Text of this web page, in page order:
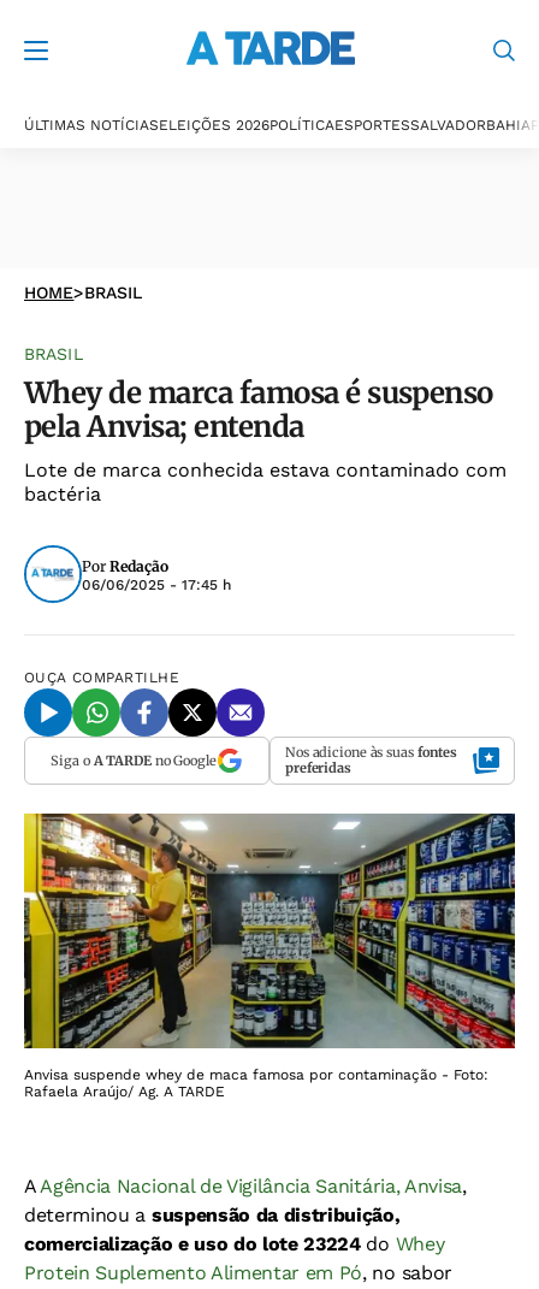
ÚLTIMAS NOTÍCIASELEIÇÕES 2026POLÍTICAESPORTESSALVADORBAHIA
HOME>BRASIL
BRASIL
Whey de marca famosa é suspenso
pela Anvisa; entenda
Lote de marca conhecida estava contaminado com
bactéria
Por Redação
06/06/2025 - 17:45 h
OUÇA COMPARTILHE
Siga o A TARDEno Google Nos adicione às suas fontes
preferidas
Anvisa suspende whey de maca famosa por contaminação - Foto:
Rafaela Araújo/ Ag. A TARDE
AAgência Nacional de Vigilância Sanitária, Anvisa,
determinou a suspensão da distribuição,
comercialização e uso do lote 23224do Whey
Protein Suplemento Alimentar em Pó, no sabor